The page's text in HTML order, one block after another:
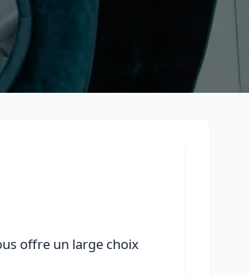
offre un large choix